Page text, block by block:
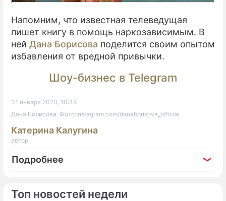
Топ новостей недели
Напомним, что известная телеведущая
пишет книгу в помощь наркозависимым. В
ней Дана Борисова поделится своим опытом
избавления от вредной привычки.
Шоу-бизнес в Telegram
31 января 2020, 10:44
Дана Борисова. Фото:instagram.com/danaborisova_official
Катерина Калугина
автор
Подробнее